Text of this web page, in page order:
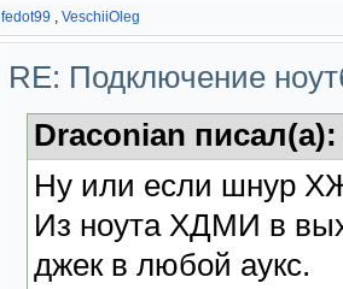
fedot99 , VeschiiOleg
RE: Подключение
Draconian
Ну или если шнур
Из ноута ХДМИ в
джек в любой аукс.